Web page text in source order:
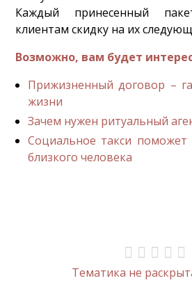
Каждый принесенный
клиентам скидку на их
Возможно, вам будет
Прижизненный договор –
жизни
Зачем нужен ритуальный
Социальное такси поможет
близкого человека
Тематика не